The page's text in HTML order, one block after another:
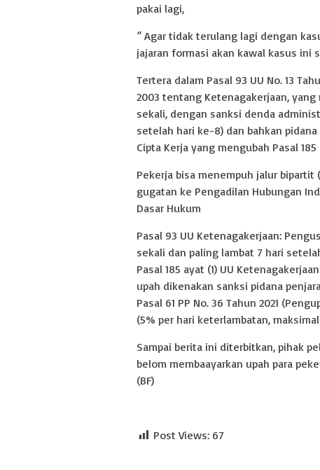
pakai lagi,
” Agar tidak terulang lagi dengan
jajaran formasi akan kawal kasus ini
Tertera dalam Pasal 93 UU No. 13
2003 tentang Ketenagakerjaan,
sekali, dengan sanksi denda
setelah hari ke-8) dan bahkan pidana
Cipta Kerja yang mengubah Pasal
Pekerja bisa menempuh jalur
gugatan ke Pengadilan Hubungan
Dasar Hukum
Pasal 93 UU Ketenagakerjaan:
sekali dan paling lambat 7 hari
Pasal 185 ayat (1) UU
upah dikenakan sanksi pidana
Pasal 61 PP No. 36 Tahun 2021
(5% per hari keterlambatan,
Sampai berita ini diterbitkan, pihak
belom membaayarkan upah para
(BF)
Post Views: 67